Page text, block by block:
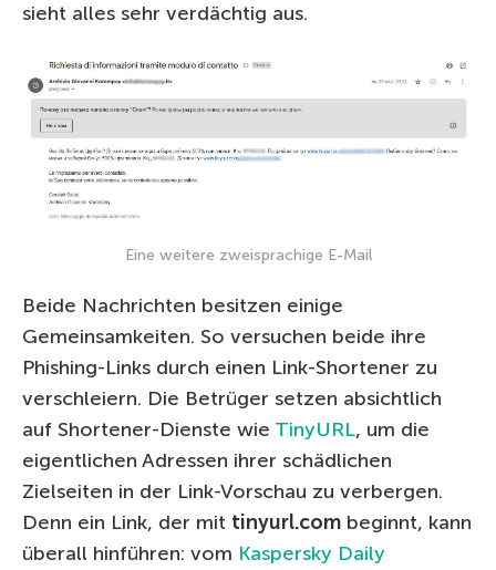
sieht alles sehr verdächtig aus.
Eine weitere zweisprachige E-Mail
Beide Nachrichten besitzen einige
Gemeinsamkeiten. So versuchen beide ihre
Phishing-Links durch einen Link-Shortener zu
verschleiern. Die Betrüger setzen absichtlich
auf Shortener-Dienste wie TinyURL, um die
eigentlichen Adressen ihrer schädlichen
Zielseiten in der Link-Vorschau zu verbergen.
Denn ein Link, der mit tinyurl.com beginnt, kann
überall hinführen: vom Kaspersky Daily